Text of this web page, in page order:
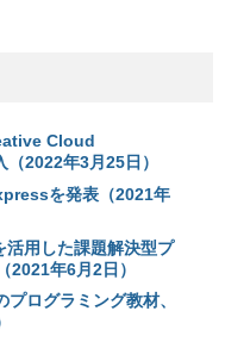
Cloud
2022年3月25日）
を発表（2021年
用した課題解決型プ
2021年6月2日）
ログラミング教材、